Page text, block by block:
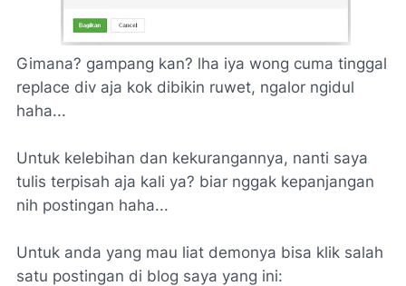
Gimana? gampang kan? lha iya wong cuma tinggal
replace div aja kok dibikin ruwet, ngalor ngidul
haha...
Untuk kelebihan dan kekurangannya, nanti saya
tulis terpisah aja kali ya? biar nggak kepanjangan
nih postingan haha...
Untuk anda yang mau liat demonya bisa klik salah
satu postingan di blog saya yang ini: